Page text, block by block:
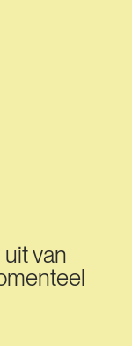
van